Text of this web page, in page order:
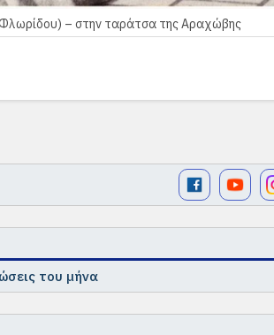
του μήνα
– στην ταράτσα της Αραχώβης